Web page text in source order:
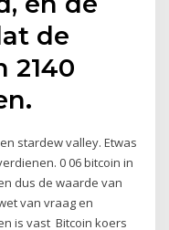
de
2140
stardew valley. Etwas
0 06 bitcoin in
dus de waarde van
van vraag en
is vast Bitcoin koers